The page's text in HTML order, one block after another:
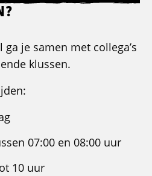
je samen met collega’s
klussen.
07:00 en 08:00 uur
10 uur